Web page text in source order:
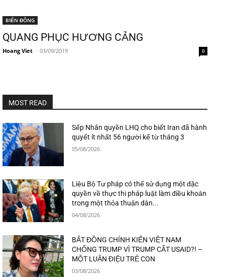
BIỂN ĐÔNG
QUANG PHỤC HƯƠNG CẢNG
Hoang Viet - 03/09/2019 0
MOST READ
Sếp Nhân quyền LHQ cho biết Iran đã hành
quyết ít nhất 56 người kể từ tháng 3
05/08/2026
Liệu Bộ Tư pháp có thể sử dụng một đặc
quyền về thực thi pháp luật làm điều khoản
trong một thỏa thuận dàn...
04/08/2026
BẤT ĐỒNG CHÍNH KIẾN VIỆT NAM
CHỐNG TRUMP VÌ TRUMP CẮT USAID?! –
MỘT LUẬN ĐIỆU TRẺ CON
03/08/2026